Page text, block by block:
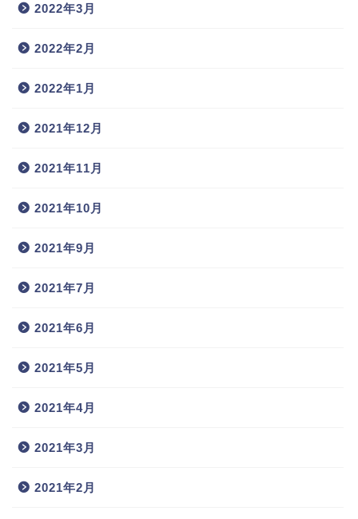
2022年3月
2022年2月
2022年1月
2021年12月
2021年11月
2021年10月
2021年9月
2021年7月
2021年6月
2021年5月
2021年4月
2021年3月
2021年2月